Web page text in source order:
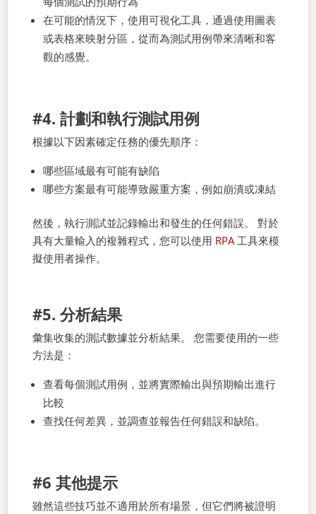
在可能的情況下，使用可視化工具，通過使用圖表
或表格來映射分區，從而為測試用例帶來清晰和客
觀的感覺。
#4. 計劃和執行測試用例
根據以下因素確定任務的優先順序：
哪些區域最有可能有缺陷
哪些方案最有可能導致嚴重方案，例如崩潰或凍結
然後，執行測試並記錄輸出和發生的任何錯誤。 對於
具有大量輸入的複雜程式，您可以使用 RPA工具來模
擬使用者操作。
#5. 分析結果
彙集收集的測試數據並分析結果。 您需要使用的一些
方法是：
查看每個測試用例，並將實際輸出與預期輸出進行
比較
查找任何差異，並調查並報告任何錯誤和缺陷。
#6其他提示
雖然這些技巧並不適用於所有場景，但它們將被證明